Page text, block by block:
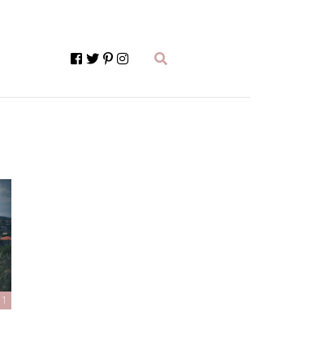
1